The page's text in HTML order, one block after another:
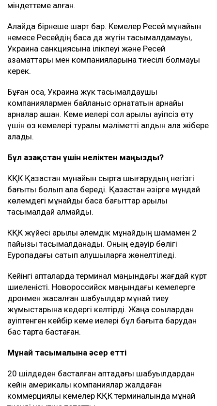
міндеттеме алған.
Алайда бірнеше шарт бар. Кемелер Ресей мұнайын
немесе Ресейдің басқа да жүгін тасымалдамауы,
Украина санкциясына ілікпеуі және Ресей
азаматтары мен компанияларына тиесілі болмауы
керек.
Бұған қоса, Украина жүк тасымалдаушы
компаниялармен байланыс орнататын арнайы
арналар ашқан. Кеме иелері сол арқылы қауіпсіз өту
үшін өз кемелері туралы мәліметті алдын ала жібере
алады.
Бұл Қазақстан үшін неліктен маңызды?
КҚК Қазақстан мұнайын сыртқа шығарудың негізгі
бағыты болып қала береді. Қазақстан әзірге мұндай
көлемдегі мұнайды басқа бағыттар арқылы
тасымалдай алмайды.
КҚК жүйесі арқылы әлемдік мұнайдың шамамен 2
пайызы тасымалданады. Оның едәуір бөлігі
Еуропадағы сатып алушыларға жөнелтіледі.
Кейінгі апталарда терминал маңындағы жағдай күрт
шиеленісті. Новороссийск маңындағы кемелерге
дронмен жасалған шабуылдар мұнай тиеу
жұмыстарына кедергі келтірді. Жаңа соққылардан
қауіптенген кейбір кеме иелері бұл бағытқа барудан
бас тарта бастаған.
Мұнай тасымалына әсер етті
20 шілдеден басталған аптадағы шабуылдардан
кейін америкалық компаниялар жалдаған
коммерциялық кемелер КҚК терминалында мұнай